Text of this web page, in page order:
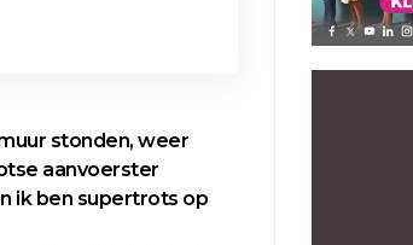
stonden, weer
aanvoerster
ik ben supertrots op